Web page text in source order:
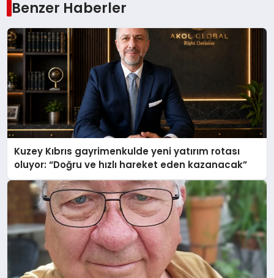
Benzer Haberler
Kuzey Kıbrıs gayrimenkulde yeni yatırım rotası
oluyor: “Doğru ve hızlı hareket eden kazanacak”